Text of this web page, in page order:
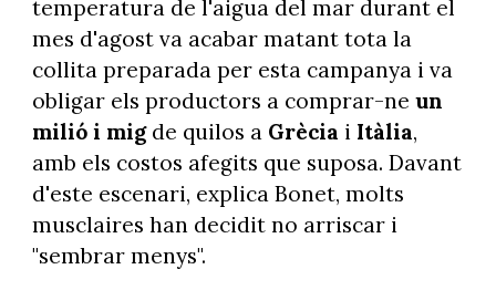
temperatura de l'aigua del mar durant el
mes d'agost va acabar matant tota la
collita preparada per esta campanya i va
obligar els productors a comprar-ne un
milió i migde quilos a Grècia i Itàlia,
amb els costos afegits que suposa. Davant
d'este escenari, explica Bonet, molts
musclaires han decidit no arriscar i
"sembrar menys".